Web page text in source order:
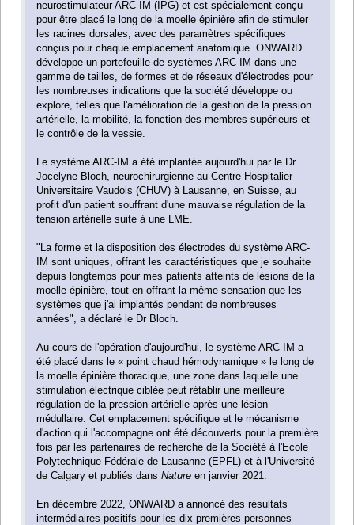
neurostimulateur ARC-IM (IPG) et est spécialement conçu
pour être placé le long de la moelle épinière afin de stimuler
les racines dorsales, avec des paramètres spécifiques
conçus pour chaque emplacement anatomique. ONWARD
développe un portefeuille de systèmes ARC-IM dans une
gamme de tailles, de formes et de réseaux d'électrodes pour
les nombreuses indications que la société développe ou
explore, telles que l'amélioration de la gestion de la pression
artérielle, la mobilité, la fonction des membres supérieurs et
le contrôle de la vessie.
Le système ARC-IM a été implantée aujourd'hui par le Dr.
Jocelyne Bloch, neurochirurgienne au Centre Hospitalier
Universitaire Vaudois (CHUV) à Lausanne, en Suisse, au
profit d'un patient souffrant d'une mauvaise régulation de la
tension artérielle suite à une LME.
"La forme et la disposition des électrodes du système ARC-
IM sont uniques, offrant les caractéristiques que je souhaite
depuis longtemps pour mes patients atteints de lésions de la
moelle épinière, tout en offrant la même sensation que les
systèmes que j'ai implantés pendant de nombreuses
années", a déclaré le Dr Bloch.
Au cours de l'opération d'aujourd'hui, le système ARC-IM a
été placé dans le « point chaud hémodynamique » le long de
la moelle épinière thoracique, une zone dans laquelle une
stimulation électrique ciblée peut rétablir une meilleure
régulation de la pression artérielle après une lésion
médullaire. Cet emplacement spécifique et le mécanisme
d'action qui l'accompagne ont été découverts pour la première
fois par les partenaires de recherche de la Société à l'Ecole
Polytechnique Fédérale de Lausanne (EPFL) et à l'Université
de Calgary et publiés dansNature en janvier 2021.
En décembre 2022, ONWARD a annoncé des résultats
intermédiaires positifs pour les dix premières personnes